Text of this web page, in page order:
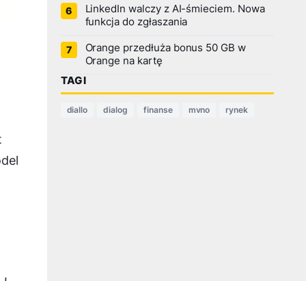
LinkedIn walczy z AI-śmieciem. Nowa
funkcja do zgłaszania
Orange przedłuża bonus 50 GB w
Orange na kartę
TAGI
diallo dialog finanse mvno rynek